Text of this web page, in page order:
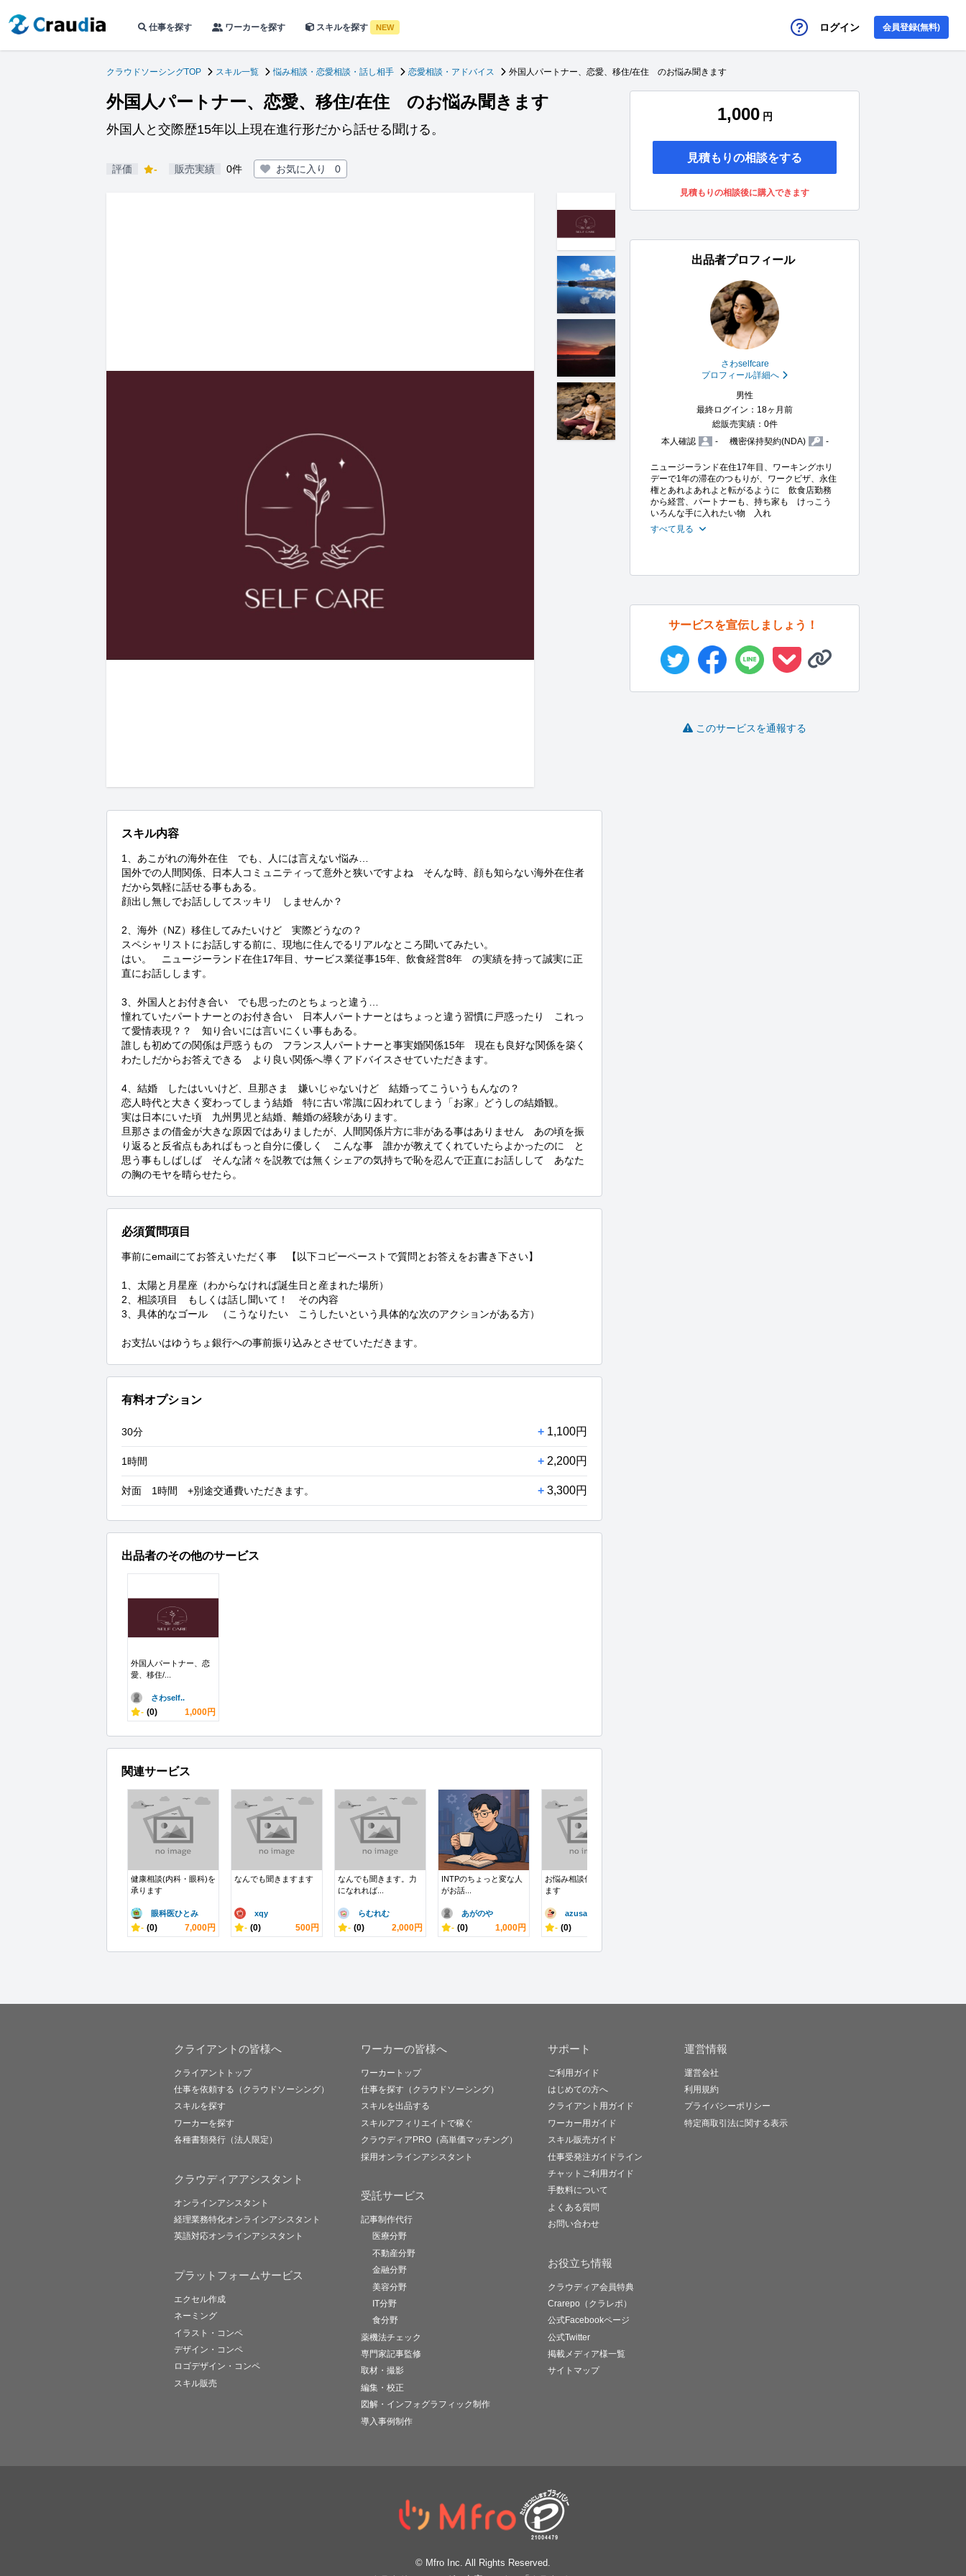
仕事を探す ワーカーを探す スキルを探す NEW ログイン 会員登録(無料)
クラウドソーシングTOP スキル一覧 悩み相談・恋愛相談・話し相手 恋愛相談・アドバイス 外国人パートナー、恋愛、移住/在住 のお悩み聞きます
外国人パートナー、恋愛、移住/在住 のお悩み聞きます
外国人と交際歴15年以上現在進行形だから話せる聞ける。
評価 - 販売実績 0件 お気に入り 0
スキル内容
1、あこがれの海外在住　でも、人には言えない悩み…
国外での人間関係、日本人コミュニティって意外と狭いですよね　そんな時、顔も知らない海外在住者
だから気軽に話せる事もある。
顔出し無しでお話ししてスッキリ　しませんか？
2、海外（NZ）移住してみたいけど　実際どうなの？
スペシャリストにお話しする前に、現地に住んでるリアルなところ聞いてみたい。
はい。　ニュージーランド在住17年目、サービス業従事15年、飲食経営8年　の実績を持って誠実に正
直にお話しします。
3、外国人とお付き合い　でも思ったのとちょっと違う…
憧れていたパートナーとのお付き合い　日本人パートナーとはちょっと違う習慣に戸惑ったり　これっ
て愛情表現？？　知り合いには言いにくい事もある。
誰しも初めての関係は戸惑うもの　フランス人パートナーと事実婚関係15年　現在も良好な関係を築く
わたしだからお答えできる　より良い関係へ導くアドバイスさせていただきます。
4、結婚　したはいいけど、旦那さま　嫌いじゃないけど　結婚ってこういうもんなの？
恋人時代と大きく変わってしまう結婚　特に古い常識に囚われてしまう「お家」どうしの結婚観。
実は日本にいた頃　九州男児と結婚、離婚の経験があります。
旦那さまの借金が大きな原因ではありましたが、人間関係片方に非がある事はありません　あの頃を振
り返ると反省点もあればもっと自分に優しく　こんな事　誰かが教えてくれていたらよかったのに　と
思う事もしばしば　そんな諸々を説教では無くシェアの気持ちで恥を忍んで正直にお話しして　あなた
の胸のモヤを晴らせたら。
必須質問項目
事前にemailにてお答えいただく事　【以下コピーペーストで質問とお答えをお書き下さい】
1、太陽と月星座（わからなければ誕生日と産まれた場所）
2、相談項目　もしくは話し聞いて！　その内容
3、具体的なゴール　（こうなりたい　こうしたいという具体的な次のアクションがある方）
お支払いはゆうちょ銀行への事前振り込みとさせていただきます。
有料オプション
30分 + 1,100円
1時間 + 2,200円
対面 1時間 +別途交通費いただきます。 + 3,300円
出品者のその他のサービス
外国人パートナー、恋
愛、移住/...
さわself..
- (0) 1,000円
関連サービス
健康相談(内科・眼科)を
承ります
眼科医ひとみ
- (0) 7,000円
なんでも聞きますます
xqy
- (0) 500円
なんでも聞きます。力
になれれば...
らむれむ
- (0) 2,000円
INTPのちょっと変な人
がお話...
あがのや
- (0) 1,000円
お悩み相談何でも聞き
ます
azusa_..
- (0)
1,000 円
見積もりの相談をする
見積もりの相談後に購入できます
出品者プロフィール
さわselfcare
プロフィール詳細へ
男性
最終ログイン：18ヶ月前
総販売実績：0件
本人確認
- 機密保持契約(NDA) -
ニュージーランド在住17年目、ワーキングホリ
デーで1年の滞在のつもりが、ワークビザ、永住
権とあれよあれよと転がるように　飲食店勤務
から経営、パートナーも、持ち家も　けっこう
いろんな手に入れたい物　入れ
すべて見る
サービスを宣伝しましょう！
このサービスを通報する
クライアントの皆様へ
クライアントトップ
仕事を依頼する（クラウドソーシング）
スキルを探す
ワーカーを探す
各種書類発行（法人限定）
クラウディアアシスタント
オンラインアシスタント
経理業務特化オンラインアシスタント
英語対応オンラインアシスタント
プラットフォームサービス
エクセル作成
ネーミング
イラスト・コンペ
デザイン・コンペ
ロゴデザイン・コンペ
スキル販売
ワーカーの皆様へ
ワーカートップ
仕事を探す（クラウドソーシング）
スキルを出品する
スキルアフィリエイトで稼ぐ
クラウディアPRO（高単価マッチング）
採用オンラインアシスタント
受託サービス
記事制作代行
医療分野
不動産分野
金融分野
美容分野
IT分野
食分野
薬機法チェック
専門家記事監修
取材・撮影
編集・校正
図解・インフォグラフィック制作
導入事例制作
サポート
ご利用ガイド
はじめての方へ
クライアント用ガイド
ワーカー用ガイド
スキル販売ガイド
仕事受発注ガイドライン
チャットご利用ガイド
手数料について
よくある質問
お問い合わせ
お役立ち情報
クラウディア会員特典
Crarepo（クラレポ）
公式Facebookページ
公式Twitter
掲載メディア様一覧
サイトマップ
運営情報
運営会社
利用規約
プライバシーポリシー
特定商取引法に関する表示
© Mfro Inc. All Rights Reserved.